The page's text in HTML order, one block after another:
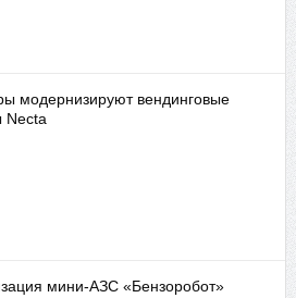
модернизируют вендинговые
Necta
мини-АЗС «Бензоробот»